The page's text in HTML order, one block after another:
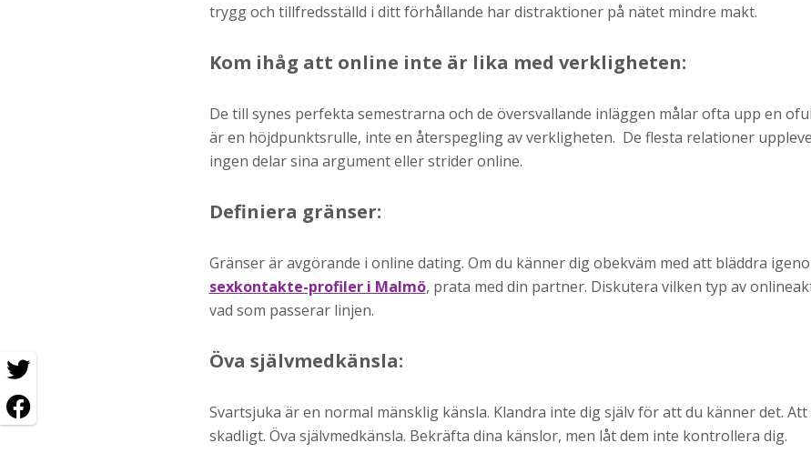
trygg och tillfredsställd i ditt förhållande har distraktioner på nätet mindre makt.
Kom ihåg att online inte är lika med verkligheten:
De till synes perfekta semestrarna och de översvallande inläggen målar ofta upp en
är en höjdpunktsrulle, inte en återspegling av verkligheten. De flesta relationer
ingen delar sina argument eller strider online.
Definiera gränser:
Gränser är avgörande i online dating. Om du känner dig obekväm med att bläddra
sexkontakte-profiler i Malmö, prata med din partner. Diskutera vilken typ av
vad som passerar linjen.
Öva självmedkänsla:
Svartsjuka är en normal mänsklig känsla. Klandra inte dig själv för att du känner det.
skadligt. Öva självmedkänsla. Bekräfta dina känslor, men låt dem inte kontrollera dig.